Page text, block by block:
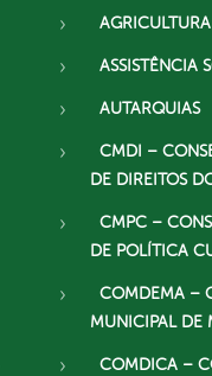
AGRICULTURA
ASSISTÊNCIA
AUTARQUIAS
CMDI –
DE DIREITOS
CMPC –
DE POLÍTICA
COMDEMA –
MUNICIPAL DE
COMDICA –